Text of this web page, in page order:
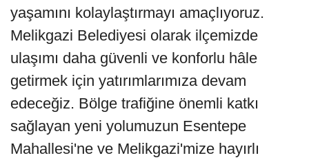
yaşamını kolaylaştırmayı amaçlıyoruz.
Melikgazi Belediyesi olarak ilçemizde
ulaşımı daha güvenli ve konforlu hâle
getirmek için yatırımlarımıza devam
edeceğiz. Bölge trafiğine önemli katkı
sağlayan yeni yolumuzun Esentepe
Mahallesi'ne ve Melikgazi'mize hayırlı